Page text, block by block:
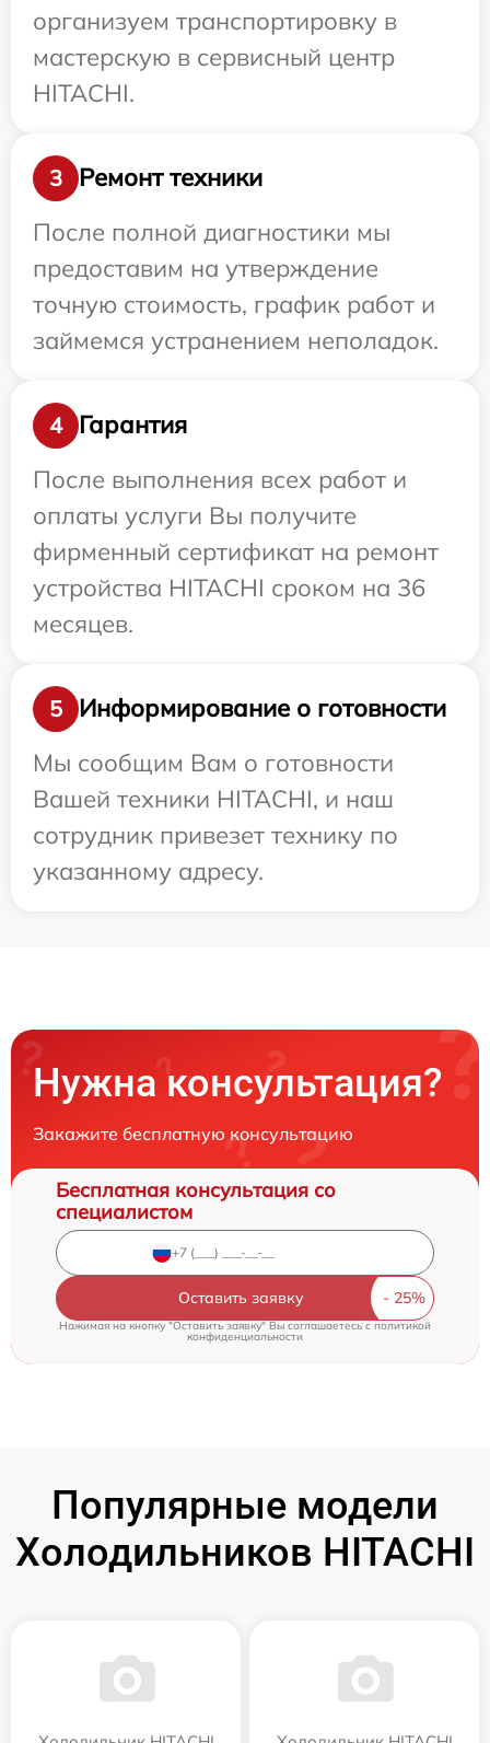
организуем транспортировку в
мастерскую в сервисный центр
HITACHI.
3
Ремонт техники
После полной диагностики мы
предоставим на утверждение
точную стоимость, график работ и
займемся устранением неполадок.
4
Гарантия
После выполнения всех работ и
оплаты услуги Вы получите
фирменный сертификат на ремонт
устройства HITACHI сроком на 36
месяцев.
5
Информирование о готовности
Мы сообщим Вам о готовности
Вашей техники HITACHI, и наш
сотрудник привезет технику по
указанному адресу.
Нужна консультация?
Закажите бесплатную консультацию
Бесплатная консультация со
специалистом
Оставить заявку
Нажимая на кнопку "Оставить заявку" Вы соглашаетесь cполитикой
конфиденциальности
Популярные модели
Холодильников HITACHI